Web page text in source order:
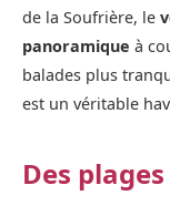
de la Soufrière, le
panoramique à
balades plus
est un véritable
Des